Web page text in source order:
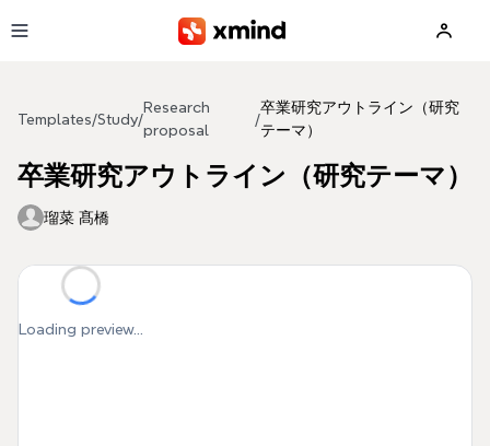
Templates/Study/
Research
proposal
/
卒業研究アウトライン（研究
テーマ）
卒業研究アウトライン（研究テーマ）
瑠菜 髙橋
Loading preview...